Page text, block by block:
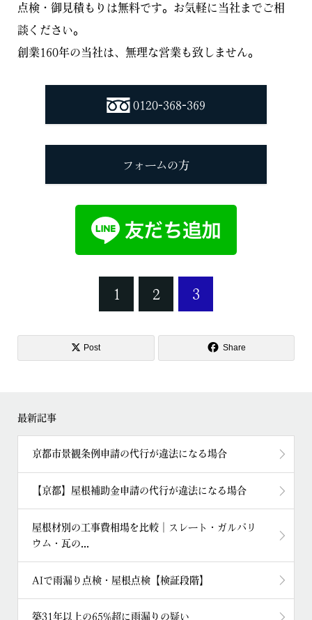
点検・御見積もりは無料です。お気軽に当社までご相
談ください。
創業160年の当社は、無理な営業も致しません。
0120-368-369
フォームの方
1 2 3
Post Share
最新記事
京都市景観条例申請の代行が違法になる場合
【京都】屋根補助金申請の代行が違法になる場合
屋根材別の工事費相場を比較｜スレート・ガルバリ
ウム・瓦の...
AIで雨漏り点検・屋根点検【検証段階】
築31年以上の65%超に雨漏りの疑い